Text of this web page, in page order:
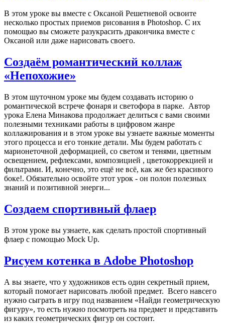
В этом уроке вы вместе с Оксаной Решетневой освоите
несколько простых приемов рисования в Photoshop. С их
помощью вы сможете разукрасить дракончика вместе с
Оксаной или даже нарисовать своего.
Создаём романтический коллаж
«Непохожие»
В этом шуточном уроке мы будем создавать историю о
романтической встрече фонаря и светофора в парке. Автор
урока Елена Минакова продолжает делиться с вами своими
полезными техниками работы в цифровом жанре
коллажирования и в этом уроке вы узнаете важные моменты
этого процесса и его тонкие детали. Мы будем работать с
марионеточной деформацией, со светом и тенями, цветным
освещением, рефлексами, композицией , цветокоррекцией и
фильтрами. И, конечно, это ещё не всё, как же без красивого
боке!. Обязательно освойте этот урок - он полон полезных
знаний и позитивной энерги...
Создаем спортивный флаер
В этом уроке вы узнаете, как сделать простой спортивный
флаер с помощью Mock Up.
Рисуем котенка в Adobe Photoshop
А вы знаете, что у художников есть один секретный прием,
который помогает нарисовать любой предмет. Всего навсего
нужно сыграть в игру под названием «Найди геометрическую
фигуру», то есть нужно посмотреть на предмет и представить
из каких геометрических фигур он состоит.